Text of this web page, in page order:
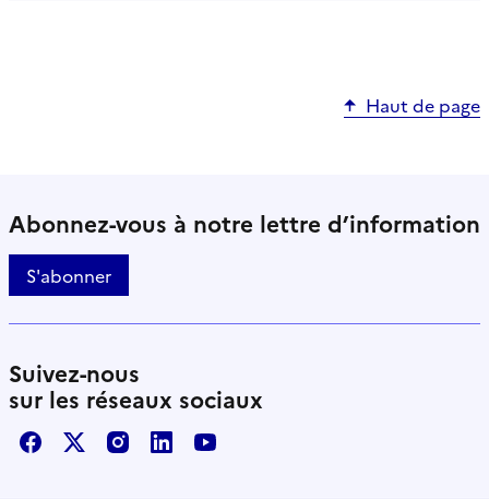
Haut de page
Abonnez-vous à notre lettre d’information
S'abonner
Suivez-nous
sur les réseaux sociaux
FacebookX / TwitterInstagram
LinkedInYoutube